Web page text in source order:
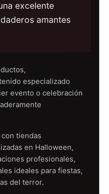
excelente
amantes
especializado
evento o celebración
tiendas
en Halloween,
profesionales,
ideales para fiestas,
del terror.